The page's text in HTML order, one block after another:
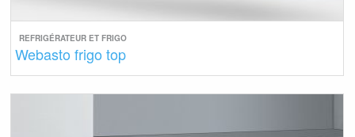
REFRIGÉRATEUR ET FRIGO
Webasto frigo top